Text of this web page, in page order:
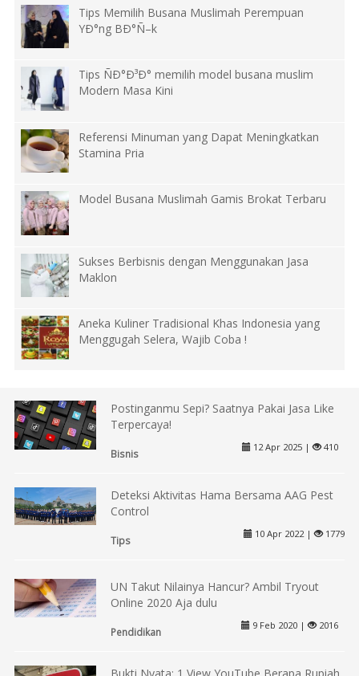
Tips Memilih Busana Muslimah Perempuan
YÐ°ng BÐ°Ñ–k
Tips ÑÐ°Ð³Ð° memilih model busana muslim
Modern Masa Kini
Referensi Minuman yang Dapat Meningkatkan
Stamina Pria
Model Busana Muslimah Gamis Brokat Terbaru
Sukses Berbisnis dengan Menggunakan Jasa
Maklon
Aneka Kuliner Tradisional Khas Indonesia yang
Menggugah Selera, Wajib Coba !
Postinganmu Sepi? Saatnya Pakai Jasa Like
Terpercaya!
Bisnis
12 Apr 2025 | 410
Deteksi Aktivitas Hama Bersama AAG Pest
Control
Tips
10 Apr 2022 | 1779
UN Takut Nilainya Hancur? Ambil Tryout
Online 2020 Aja dulu
Pendidikan
9 Feb 2020 | 2016